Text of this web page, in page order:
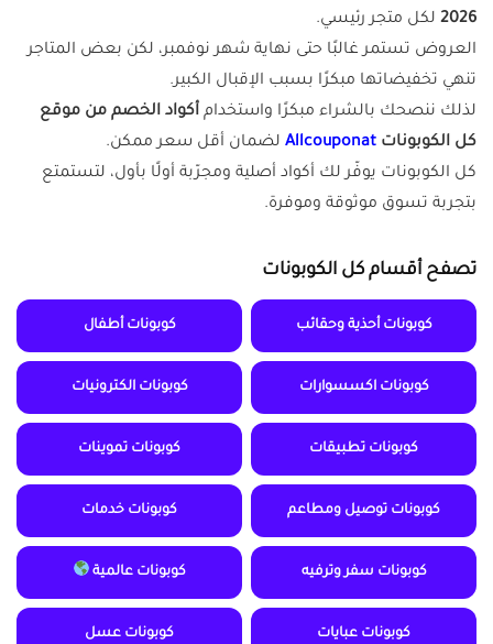
2026 لكل متجر رئيسي.
العروض تستمر غالبًا حتى نهاية شهر نوفمبر، لكن بعض المتاجر
تنهي تخفيضاتها مبكرًا بسبب الإقبال الكبير.
لذلك ننصحك بالشراء مبكرًا واستخدام أكواد الخصم من موقع
كل الكوبونات Allcouponat لضمان أقل سعر ممكن.
كل الكوبونات يوفّر لك أكواد أصلية ومجرّبة أولًا بأول، لتستمتع
بتجربة تسوق موثوقة وموفرة.
تصفح أقسام كل الكوبونات
كوبونات أحذية وحقائب كوبونات أطفال
كوبونات اكسسوارات كوبونات الكترونيات
كوبونات تطبيقات كوبونات تموينات
كوبونات توصيل ومطاعم كوبونات خدمات
كوبونات سفر وترفيه كوبونات عالمية
كوبونات عبايات كوبونات عسل